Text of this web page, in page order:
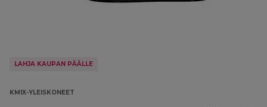
LAHJA KAUPAN PÄÄLLE
KMIX-YLEISKONEET